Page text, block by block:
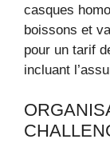
casques
boissons et
pour un tarif
incluant